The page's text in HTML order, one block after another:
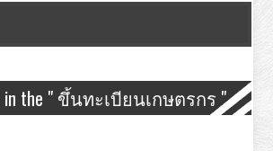
in the " ขึ้นทะเบียนเกษตรกร "